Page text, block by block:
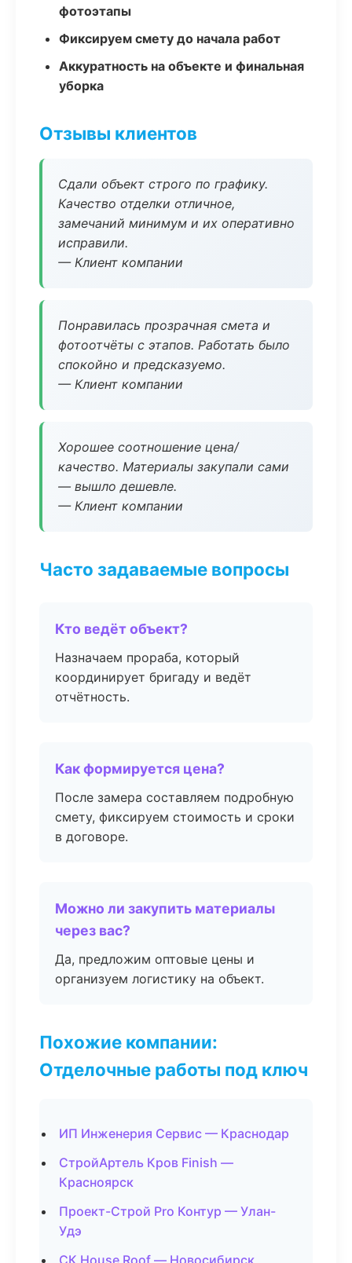
фотоэтапы
Фиксируем смету до начала работ
Аккуратность на объекте и финальная
уборка
Отзывы клиентов
Сдали объект строго по графику.
Качество отделки отличное,
замечаний минимум и их оперативно
исправили.
— Клиент компании
Понравилась прозрачная смета и
фотоотчёты с этапов. Работать было
спокойно и предсказуемо.
— Клиент компании
Хорошее соотношение цена/
качество. Материалы закупали сами
— вышло дешевле.
— Клиент компании
Часто задаваемые вопросы
Кто ведёт объект?
Назначаем прораба, который
координирует бригаду и ведёт
отчётность.
Как формируется цена?
После замера составляем подробную
смету, фиксируем стоимость и сроки
в договоре.
Можно ли закупить материалы
через вас?
Да, предложим оптовые цены и
организуем логистику на объект.
Похожие компании:
Отделочные работы под ключ
ИП Инженерия Сервис — Краснодар
СтройАртель Кров Finish —
Красноярск
Проект-Строй Pro Контур — Улан-
Удэ
СК House Roof — Новосибирск